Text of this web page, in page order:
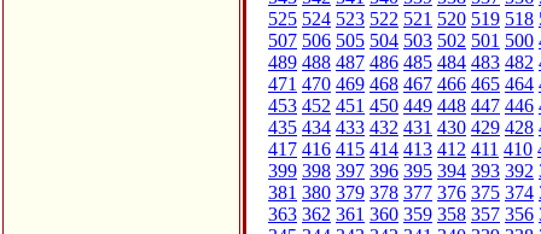
525 524 523 522 521 520 519 518
507 506 505 504 503 502 501 500
489 488 487 486 485 484 483 482
471 470 469 468 467 466 465 464
453 452 451 450 449 448 447 446
435 434 433 432 431 430 429 428
417 416 415 414 413 412 411 410
399 398 397 396 395 394 393 392
381 380 379 378 377 376 375 374
363 362 361 360 359 358 357 356